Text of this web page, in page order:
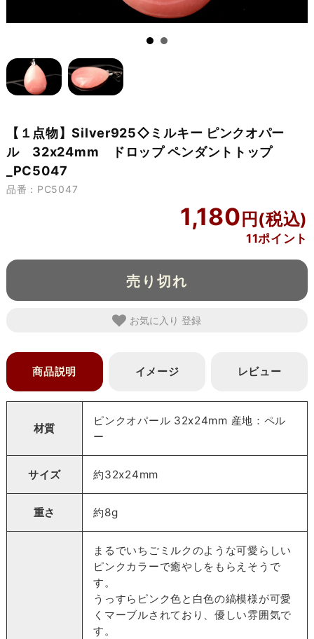
【１点物】Silver925◇ミルキー ピンクオパー
ル 32x24mm ドロップ ペンダントトップ
_PC5047
品番：PC5047
1,180
11ポイント
売り切れ
お気に入り
商品説明 イメージ レビュー
材質
ピンクオパール 32x24mm 産地：ペル
ー
サイズ 約32x24mm
重さ 約8g
まるでいちごミルクのような可愛らしい
ピンクカラーで癒やしをもらえそうで
す。
うっすらピンク色と白色の縞模様が可愛
くマーブルされており、優しい雰囲気で
す。